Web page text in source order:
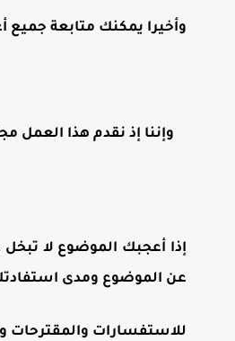
وأخيرا يمكنك متابعة جميع
وإننا إذ نقدم هذا العمل
إذا أعجبك الموضوع لا تبخل
عن الموضوع ومدى
للاستفسارات والمقترحات